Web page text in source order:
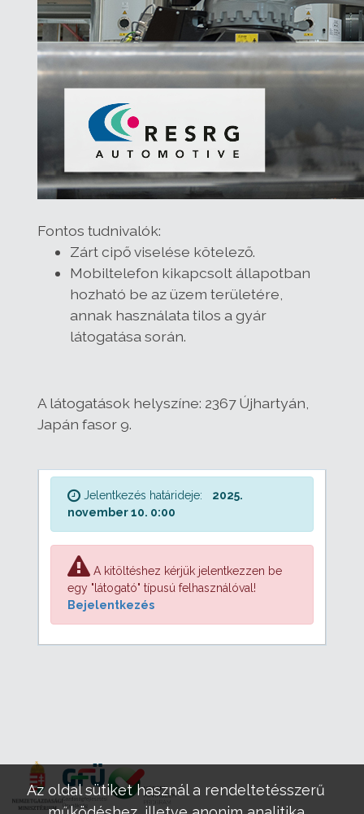
Fontos tudnivalók:
Zárt cipő viselése kötelező.
Mobiltelefon kikapcsolt állapotban
hozható be az üzem területére,
annak használata tilos a gyár
látogatása során.
A látogatások helyszíne: 2367 Újhartyán,
Japán fasor 9.
Jelentkezés határideje:
2025.
november 10. 0:00
A kitöltéshez kérjük jelentkezzen be
egy "látogató" típusú felhasználóval!
Bejelentkezés
Az oldal sütiket használ a rendeltetésszerű